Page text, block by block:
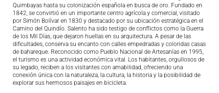
Quimbayas hasta su colonización española en busca de oro. Fundado en
1842, se convirtió en un importante centro agrícola y comercial, visitado
por Simón Bolívar en 1830 y destacado por su ubicación estratégica en el
Camino del Quindío. Salento ha sido testigo de conflictos como la Guerra
de los Mil Días, que dejaron huellas en su arquitectura. A pesar de las
dificultades, conserva su encanto con calles empedradas y coloridas casas
de bahareque. Reconocido como Pueblo Nacional de Artesanías en 1995,
el turismo es una actividad económica vital. Los habitantes, orgullosos de
su legado, reciben a los visitantes con amabilidad, ofreciendo una
conexión única con la naturaleza, la cultura, la historia y la posibilidad de
explorar sus hermosos paisajes en bicicleta.